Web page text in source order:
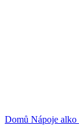
Domů Nápoje alko